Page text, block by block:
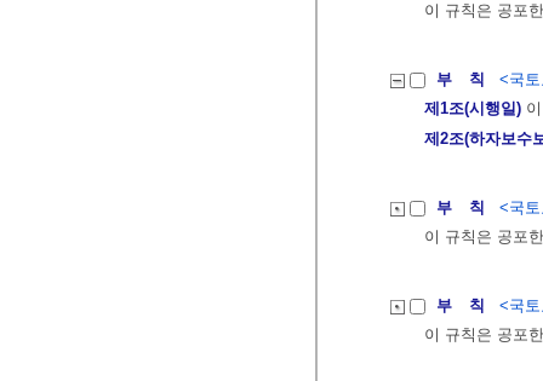
이 규칙은 공포
부 칙
<국
제1조(시행일)
제2조(하자보수
부 칙
<국
이 규칙은 공포
부 칙
<국
이 규칙은 공포